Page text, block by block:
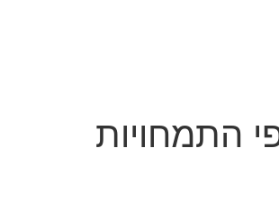
התמחויות